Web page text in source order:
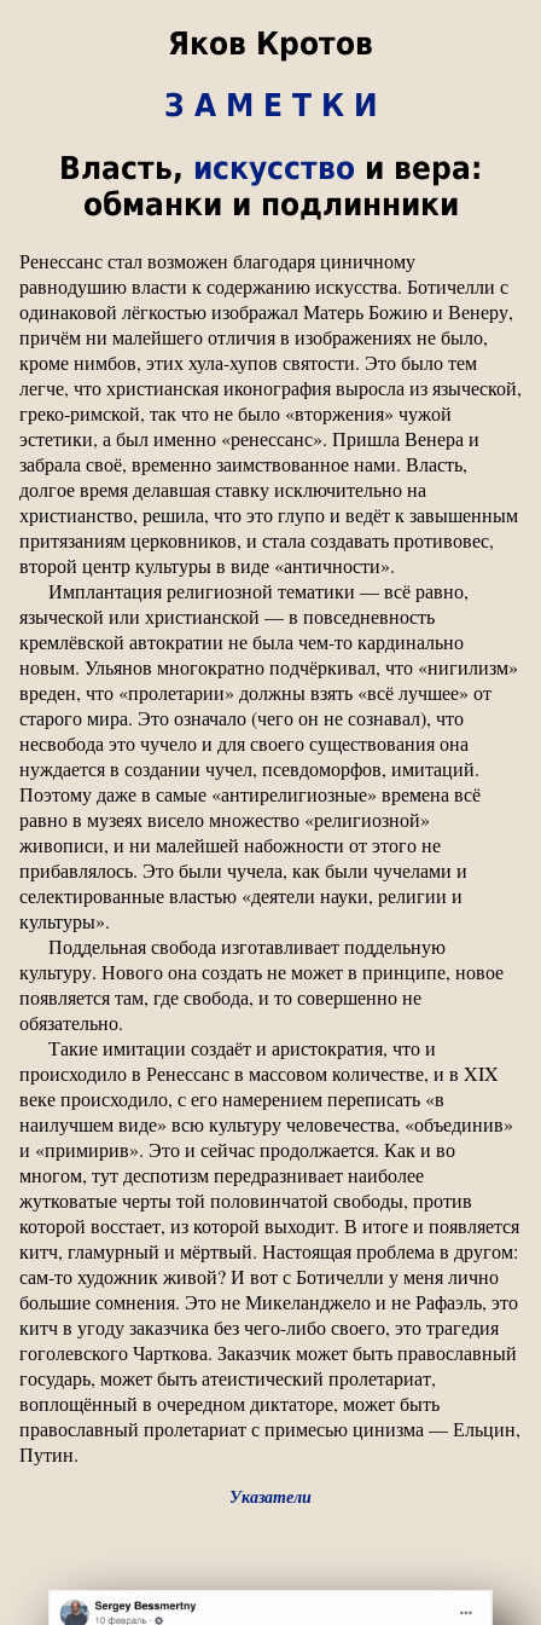
Яков Кротов
З А М Е Т К И
Власть, искусство и вера:
обманки и подлинники
Ренессанс стал возможен благодаря циничному
равнодушию власти к содержанию искусства. Ботичелли с
одинаковой лёгкостью изображал Матерь Божию и Венеру,
причём ни малейшего отличия в изображениях не было,
кроме нимбов, этих хула-хупов святости. Это было тем
легче, что христианская иконография выросла из языческой,
греко-римской, так что не было «вторжения» чужой
эстетики, а был именно «ренессанс». Пришла Венера и
забрала своё, временно заимствованное нами. Власть,
долгое время делавшая ставку исключительно на
христианство, решила, что это глупо и ведёт к завышенным
притязаниям церковников, и стала создавать противовес,
второй центр культуры в виде «античности».
Имплантация религиозной тематики — всё равно,
языческой или христианской — в повседневность
кремлёвской автократии не была чем-то кардинально
новым. Ульянов многократно подчёркивал, что «нигилизм»
вреден, что «пролетарии» должны взять «всё лучшее» от
старого мира. Это означало (чего он не сознавал), что
несвобода это чучело и для своего существования она
нуждается в создании чучел, псевдоморфов, имитаций.
Поэтому даже в самые «антирелигиозные» времена всё
равно в музеях висело множество «религиозной»
живописи, и ни малейшей набожности от этого не
прибавлялось. Это были чучела, как были чучелами и
селектированные властью «деятели науки, религии и
культуры».
Поддельная свобода изготавливает поддельную
культуру. Нового она создать не может в принципе, новое
появляется там, где свобода, и то совершенно не
обязательно.
Такие имитации создаёт и аристократия, что и
происходило в Ренессанс в массовом количестве, и в XIX
веке происходило, с его намерением переписать «в
наилучшем виде» всю культуру человечества, «объединив»
и «примирив». Это и сейчас продолжается. Как и во
многом, тут деспотизм передразнивает наиболее
жутковатые черты той половинчатой свободы, против
которой восстает, из которой выходит. В итоге и появляется
китч, гламурный и мёртвый. Настоящая проблема в другом:
сам-то художник живой? И вот с Ботичелли у меня лично
большие сомнения. Это не Микеланджело и не Рафаэль, это
китч в угоду заказчика без чего-либо своего, это трагедия
гоголевского Чарткова. Заказчик может быть православный
государь, может быть атеистический пролетариат,
воплощённый в очередном диктаторе, может быть
православный пролетариат с примесью цинизма — Ельцин,
Путин.
Указатели